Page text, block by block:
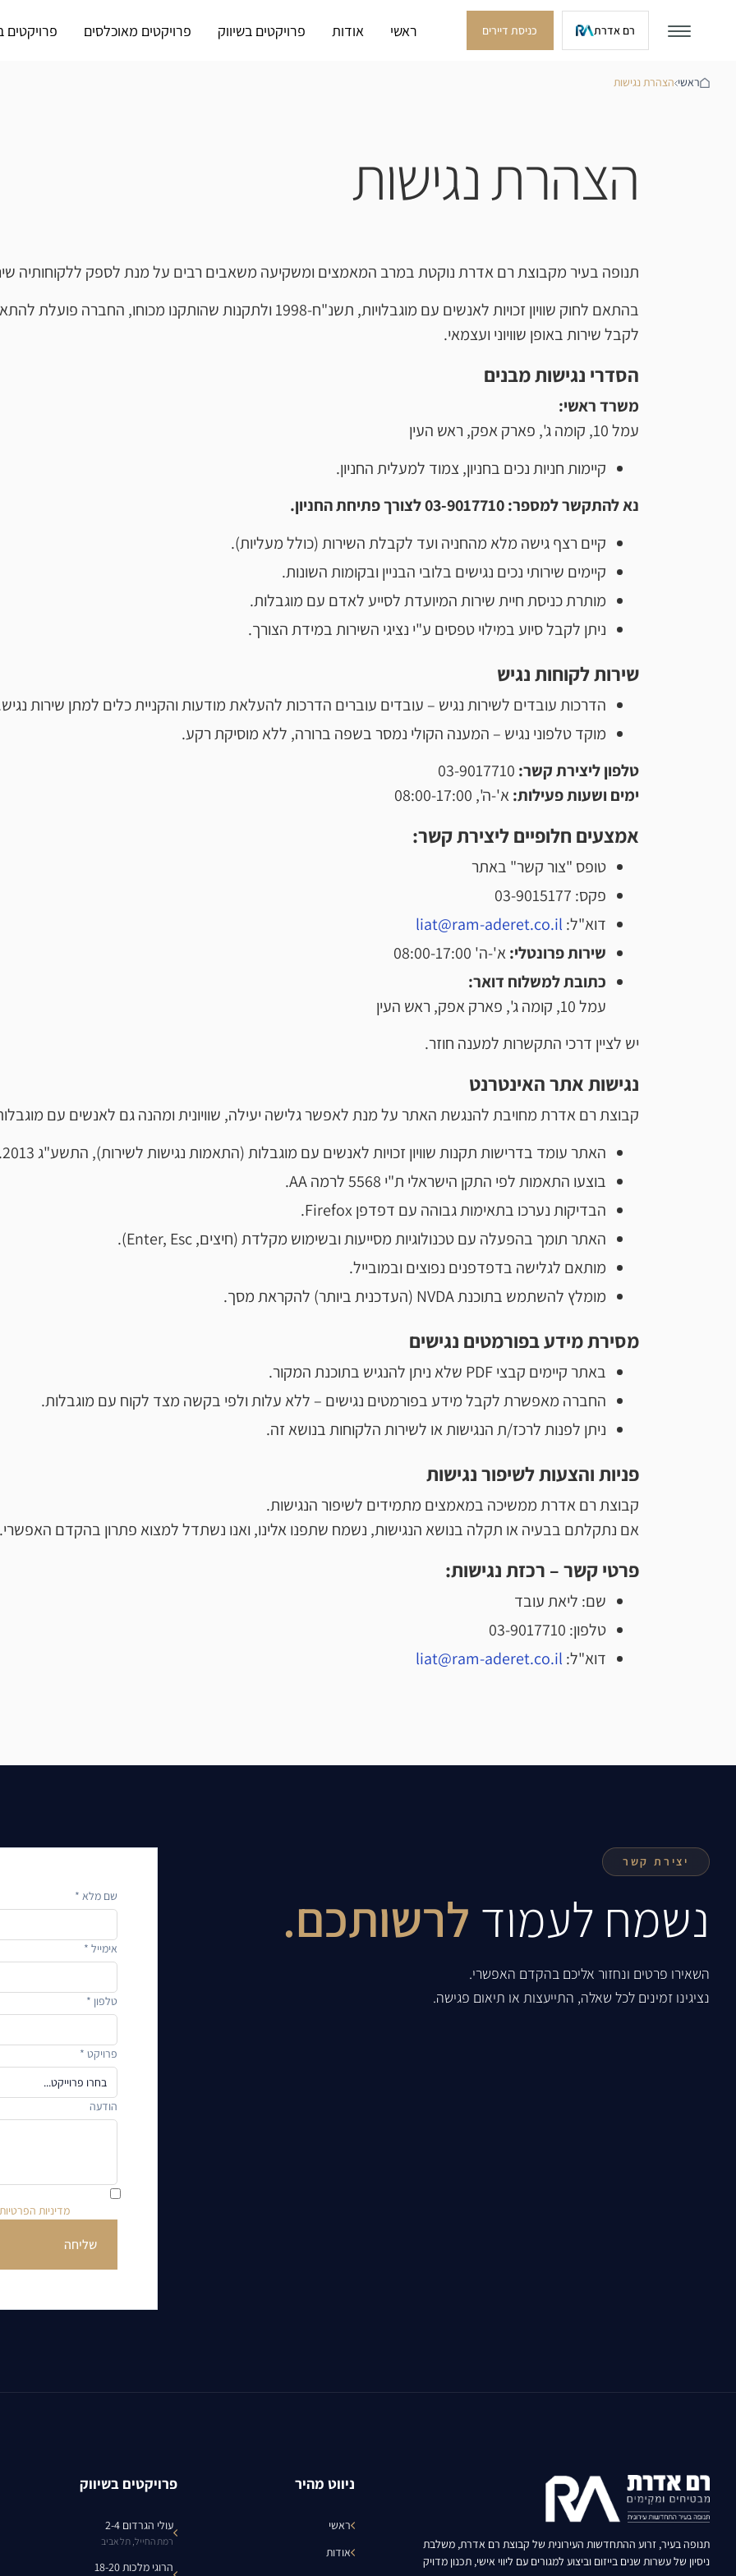
רם אדרת כניסת דיירים ראשי אודות פרויקטים בשיווק פרויקטים מאוכלסים פרויקטים
ראשי הצהרת נגישות
הצהרת נגישות
תנופה בעיר מקבוצת רם אדרת נוקטת במרב המאמצים ומשקיעה משאבים רבים על מנת לספק ללקוחותיה שירות
בהתאם לחוק שוויון זכויות לאנשים עם מוגבלויות, תשנ"ח-1998 ולתקנות
לקבל שירות באופן שוויוני ועצמאי.
הסדרי נגישות מבנים
משרד ראשי:
עמל 10, קומה ג', פארק אפק, ראש העין
קיימות חניות נכים בחניון, צמוד למעלית החניון.
נא להתקשר למספר: 03-9017710 לצורך פתיחת החניון.
קיים רצף גישה מלא מהחניה ועד לקבלת השירות (כולל מעליות).
קיימים שירותי נכים נגישים בלובי הבניין ובקומות השונות.
מותרת כניסת חיית שירות המיועדת לסייע לאדם עם מוגבלות.
ניתן לקבל סיוע במילוי טפסים ע"י נציגי השירות במידת הצורך.
שירות לקוחות נגיש
הדרכות עובדים לשירות נגיש – עובדים עוברים הדרכות להעלאת מודעות והקניית כלים למתן שירות
מוקד טלפוני נגיש – המענה הקולי נמסר בשפה ברורה, ללא מוסיקת רקע.
טלפון ליצירת קשר: 03-9017710
ימים ושעות פעילות:א'-ה', 08:00-17:00
אמצעים חלופיים ליצירת קשר:
טופס "צור קשר" באתר
פקס: 03-9015177
דוא"ל: liat@ram-aderet.co.il
שירות פרונטלי:א'-ה' 08:00-17:00
כתובת למשלוח דואר:
עמל 10, קומה ג', פארק אפק, ראש העין
יש לציין דרכי התקשרות למענה חוזר.
נגישות אתר האינטרנט
קבוצת רם אדרת מחויבת להנגשת האתר על מנת לאפשר גלישה יעילה, שוויונית ומהנה גם לאנשים עם
האתר עומד בדרישות תקנות שוויון זכויות לאנשים עם מוגבלות (התאמות נגישות לשירות), התשע"ג 2013.
בוצעו התאמות לפי התקן הישראלי ת"י 5568 לרמה AA.
הבדיקות נערכו בתאימות גבוהה עם דפדפן Firefox.
האתר תומך בהפעלה עם טכנולוגיות מסייעות ובשימוש מקלדת (חיצים, Enter, Esc).
מותאם לגלישה בדפדפנים נפוצים ובמובייל.
מומלץ להשתמש בתוכנת NVDA (העדכנית ביותר) להקראת מסך.
מסירת מידע בפורמטים נגישים
באתר קיימים קבצי PDF שלא ניתן להנגיש בתוכנת המקור.
החברה מאפשרת לקבל מידע בפורמטים נגישים – ללא עלות ולפי בקשה מצד לקוח עם מוגבלות.
ניתן לפנות לרכז/ת הנגישות או לשירות הלקוחות בנושא זה.
פניות והצעות לשיפור נגישות
קבוצת רם אדרת ממשיכה במאמצים מתמידים לשיפור הנגישות.
אם נתקלתם בבעיה או תקלה בנושא הנגישות, נשמח שתפנו אלינו, ואנו נשתדל למצוא פתרון בהקדם האפשרי.
פרטי קשר – רכזת נגישות:
שם: ליאת עובד
טלפון: 03-9017710
דוא"ל: liat@ram-aderet.co.il
יצירת קשר
נשמח לעמוד לרשותכם.
השאירו פרטים ונחזור אליכם בהקדם האפשרי.
נציגינו זמינים לכל שאלה, התייעצות או תיאום פגישה.
שם מלא *
אימייל *
טלפון *
פרויקט *
הודעה
מדיניות הפרטיות
תנופה בעיר, זרוע ההתחדשות העירונית של קבוצת רם אדרת, משלבת
ניסיון של עשרות שנים בייזום וביצוע למגורים עם ליווי אישי, תכנון מדויק
ניווט מהיר
ראשי
אודות
פרויקטים בשיווק
עולי הגרדום 2-4
רמת החייל, תל אביב
הרוגי מלכות 18-20